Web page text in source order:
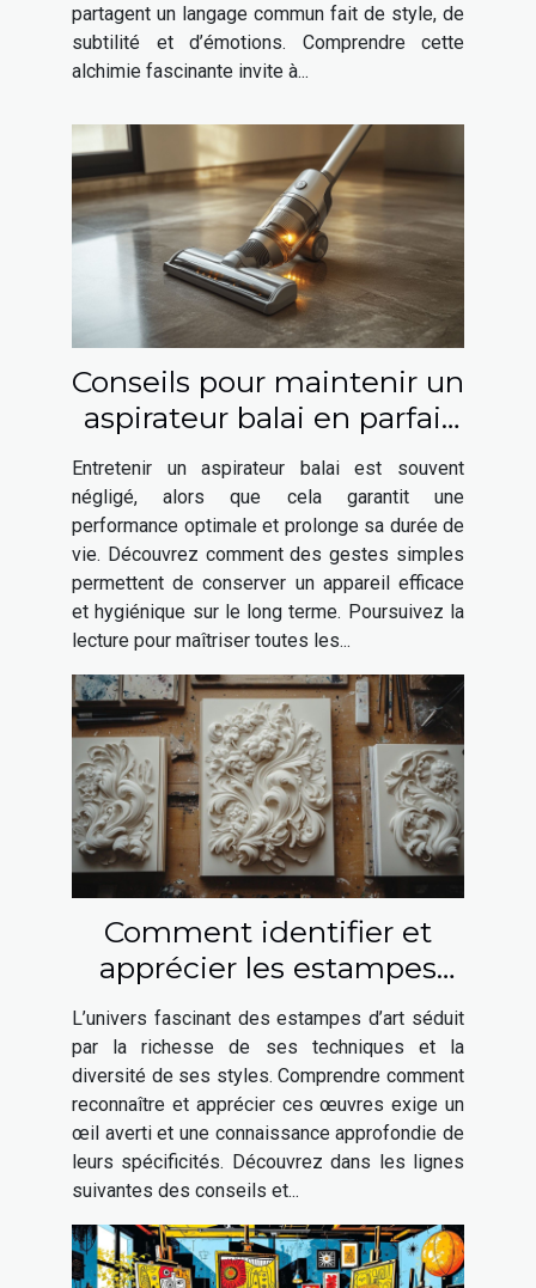
partagent un langage commun fait de style, de
subtilité et d’émotions. Comprendre cette
alchimie fascinante invite à...
Conseils pour maintenir un
aspirateur balai en parfait
état
Entretenir un aspirateur balai est souvent
négligé, alors que cela garantit une
performance optimale et prolonge sa durée de
vie. Découvrez comment des gestes simples
permettent de conserver un appareil efficace
et hygiénique sur le long terme. Poursuivez la
lecture pour maîtriser toutes les...
Comment identifier et
apprécier les estampes
d'art ?
L’univers fascinant des estampes d’art séduit
par la richesse de ses techniques et la
diversité de ses styles. Comprendre comment
reconnaître et apprécier ces œuvres exige un
œil averti et une connaissance approfondie de
leurs spécificités. Découvrez dans les lignes
suivantes des conseils et...